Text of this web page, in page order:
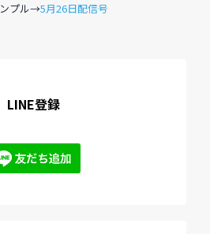
プル→5月26日配信号
LINE登録